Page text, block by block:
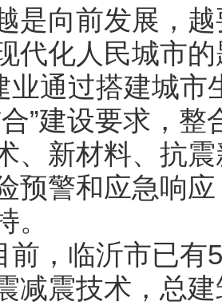
是向前发展，
代化人民城市
通过搭建城市
”建设要求，
、新材料、抗
预警和应急响
。
，临沂市已有
减震技术，总